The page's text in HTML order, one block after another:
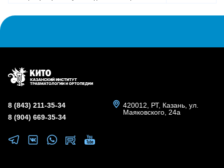
8 (843) 211-35-34
8 (904) 669-35-34
420012, РТ, Казань, ул.
Маяковского, 24а